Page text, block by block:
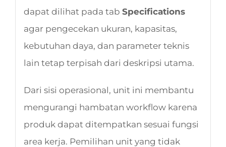
dapat dilihat pada tab Specifications
agar pengecekan ukuran, kapasitas,
kebutuhan daya, dan parameter teknis
lain tetap terpisah dari deskripsi utama.
Dari sisi operasional, unit ini membantu
mengurangi hambatan workflow karena
produk dapat ditempatkan sesuai fungsi
area kerja. Pemilihan unit yang tidak